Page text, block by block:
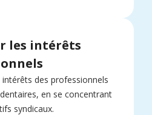
les intérêts
des professionnels
en se concentrant
syndicaux.